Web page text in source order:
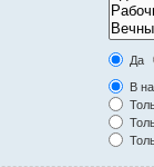
Да
В